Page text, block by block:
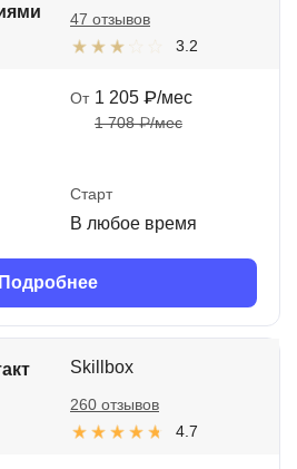
3.2
47 отзывов
От 1 205 ₽/мес
1 708 ₽/мес
Старт
В любое время
Подробнее
Skillbox
4.7
260 отзывов